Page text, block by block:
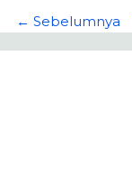
← Sebelumnya